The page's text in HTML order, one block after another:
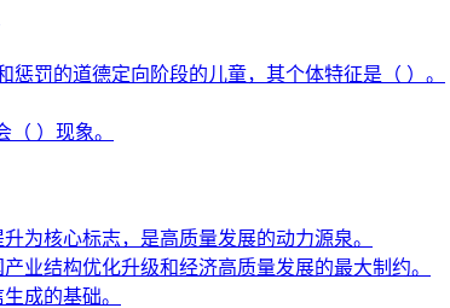
惩罚的道德定向阶段的儿童，其个体特征是（ ）。
（ ）现象。
为核心标志，是高质量发展的动力源泉。
业结构优化升级和经济高质量发展的最大制约。
成的基础。